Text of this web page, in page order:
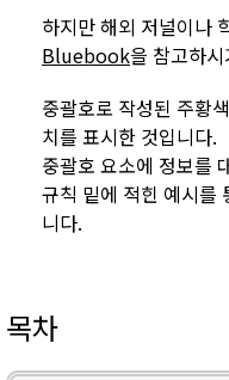
하지만 해외 저널이나
Bluebook을 참고하
중괄호로 작성된 주황
치를 표시한 것입니다.
중괄호 요소에 정보를
규칙 밑에 적힌 예시를
니다.
목차